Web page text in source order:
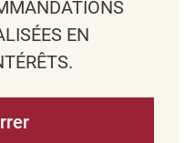
EN